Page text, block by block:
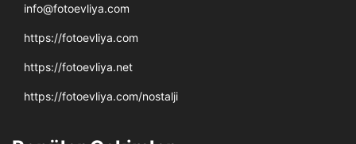
info@fotoevliya.com
https://fotoevliya.com
https://fotoevliya.net
https://fotoevliya.com/nostalji